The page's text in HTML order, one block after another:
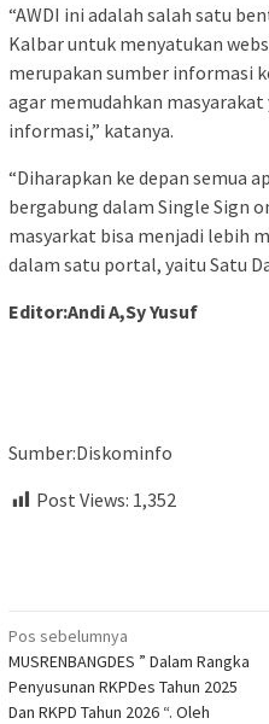
“AWDI ini adalah salah satu
Kalbar untuk menyatukan
merupakan sumber informasi
agar memudahkan
informasi,” katanya.
“Diharapkan ke depan semua
bergabung dalam Single Sign
masyarkat bisa menjadi lebih
dalam satu portal, yaitu Satu
Editor:Andi A,Sy Yusuf
Sumber:Diskominfo
Post Views: 1,352
Navigasi
pos
Pos sebelumnya
MUSRENBANGDES ” Dalam Rangka
Penyusunan RKPDes Tahun 2025
Dan RKPD Tahun 2026 “. Oleh